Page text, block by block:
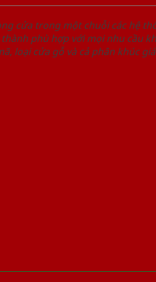
cửa trong một chuỗi các hệ
phù hợp với mọi nhu cầu
loại cửa gỗ và cả phân khúc